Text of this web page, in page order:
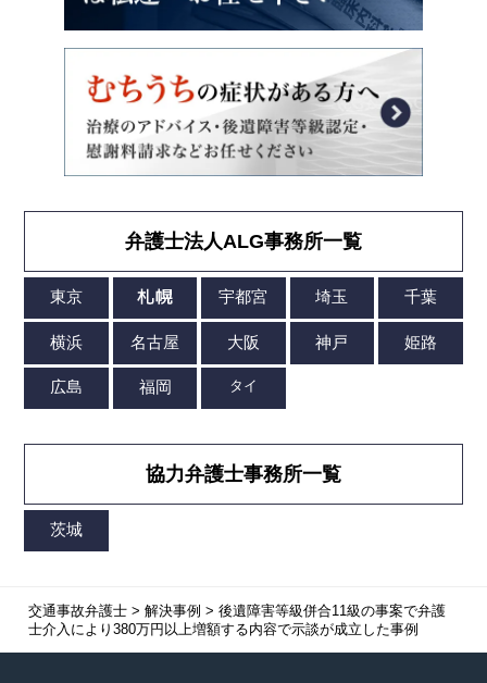
弁護士法人ALG事務所一覧
協力弁護士事務所一覧
交通事故弁護士> 解決事例 > 後遺障害等級併合11級の事案で弁護
士介入により380万円以上増額する内容で示談が成立した事例